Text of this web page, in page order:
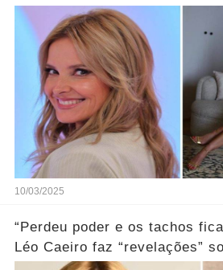
sociais
10/03/2025
“Perdeu poder e os tachos
Léo Caeiro faz “revelações”